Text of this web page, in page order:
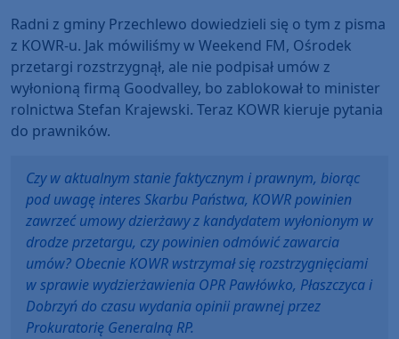
Radni z gminy Przechlewo dowiedzieli się o tym z pisma
z KOWR-u. Jak mówiliśmy w Weekend FM, Ośrodek
przetargi rozstrzygnął, ale nie podpisał umów z
wyłonioną firmą Goodvalley, bo zablokował to minister
rolnictwa Stefan Krajewski. Teraz KOWR kieruje pytania
do prawników.
Czy w aktualnym stanie faktycznym i prawnym, biorąc
pod uwagę interes Skarbu Państwa, KOWR powinien
zawrzeć umowy dzierżawy z kandydatem wyłonionym w
drodze przetargu, czy powinien odmówić zawarcia
umów? Obecnie KOWR wstrzymał się rozstrzygnięciami
w sprawie wydzierżawienia OPR Pawłówko, Płaszczyca i
Dobrzyń do czasu wydania opinii prawnej przez
Prokuratorię Generalną RP.